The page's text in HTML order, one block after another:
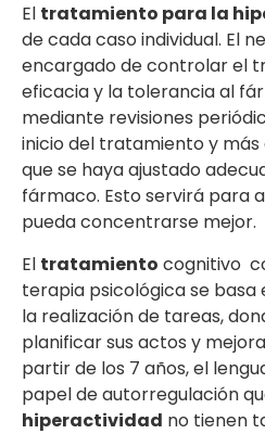
El tratamiento para la
de cada caso individual. El
encargado de controlar el
eficacia y la tolerancia al
mediante revisiones
inicio del tratamiento y más
que se haya ajustado
fármaco. Esto servirá para
pueda concentrarse mejor.
El tratamiento cognitivo
terapia psicológica se
la realización de tareas,
planificar sus actos y
partir de los 7 años, el
papel de autorregulación
hiperactividad no tienen